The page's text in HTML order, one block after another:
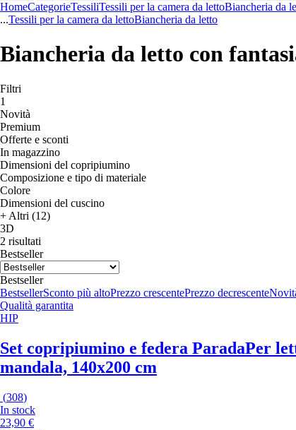
HomeCategorieTessiliTessili per la camera da lettoBiancheria da
...Tessili per la camera da lettoBiancheria da letto
Biancheria da letto con
Filtri
1
Novità
Premium
Offerte e sconti
In magazzino
Dimensioni del copripiumino
Composizione e tipo di materiale
Colore
Dimensioni del cuscino
+ Altri (12)
3D
2 risultati
Bestseller
Bestseller
BestsellerSconto più altoPrezzo crescentePrezzo decrescente
Qualità garantita
HIP
Set copripiumino e federa ParadaPer
mandala, 140x200 cm
(308)
In stock
23,90 €